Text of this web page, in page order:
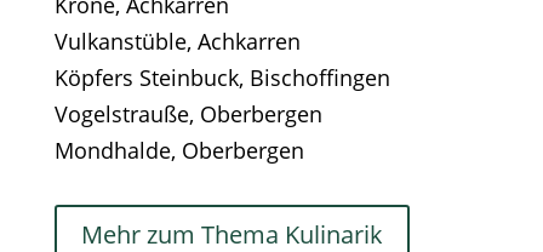
Vulkanstüble, Achkarren
Köpfers Steinbuck, Bischoffingen
Vogelstrauße, Oberbergen
Mondhalde, Oberbergen
Mehr zum Thema Kulinarik